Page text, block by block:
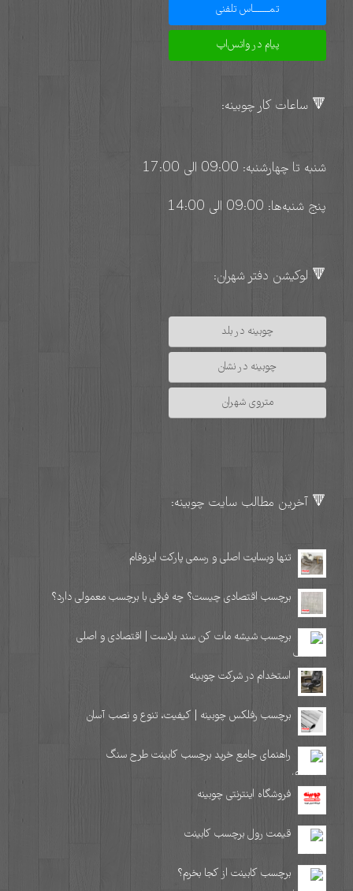
تمـــــــاس تلفنی
پیام در واتس‌اپ
🔻 ساعات کار چوبینه:
شنبه تا چهارشنبه: 09:00 الی 17:00
پنج شنبه‌ها: 09:00 الی 14:00
🔻 لوکیشن دفتر شهران:
چوبینه در بلد
چوبینه در نشان
متروی شهران
🔻 آخرین مطالب سایت چوبینه:
تنها وبسایت اصلی و رسمی پارکت ایزوفام
برچسب اقتصادی چیست؟ چه فرقی با برچسب معمولی دارد؟
برچسب شیشه مات کن سند بلاست | اقتصادی و اصلی
استخدام در شرکت چوبینه
برچسب رفلکس چوبینه | کیفیت، تنوع و نصب آسان
راهنمای جامع خرید برچسب کابینت طرح سنگ
فروشگاه اینترنتی چوبینه
قیمت رول برچسب کابینت
برچسب کابینت از کجا بخرم؟